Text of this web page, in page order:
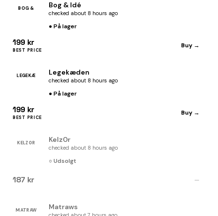
BOG & Bog & Idé
checked about 8 hours ago
● På lager
199 kr
BEST PRICE
Buy →
LEGEKÆ Legekæden
checked about 8 hours ago
● På lager
199 kr
BEST PRICE
Buy →
KELZ0R Kelz0r
checked about 8 hours ago
○ Udsolgt
187 kr —
MATRAW Matraws